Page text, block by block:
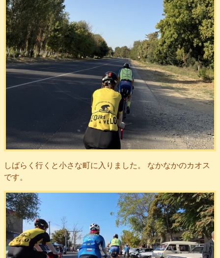
しばらく行くと小さな町に入りました。 なかなかのカオス
です。